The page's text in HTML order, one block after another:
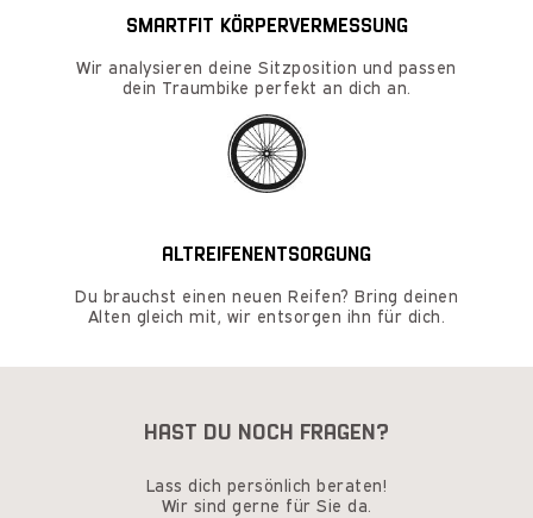
SMARTFIT KÖRPERVERMESSUNG
Wir analysieren deine Sitzposition und passen
dein Traumbike perfekt an dich an.
ALTREIFENENTSORGUNG
Du brauchst einen neuen Reifen? Bring deinen
Alten gleich mit, wir entsorgen ihn für dich.
HAST DU NOCH FRAGEN?
Lass dich persönlich beraten!
Wir sind gerne für Sie da.